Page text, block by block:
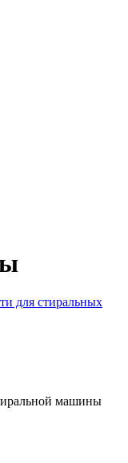
для стиральных
машины